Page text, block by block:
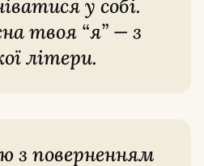
у собі.
твоя “я” — з
літери.